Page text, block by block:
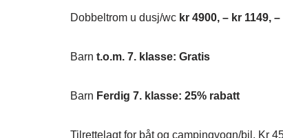
Dobbeltrom u dusj/wc kr 4900, – kr 1149, –
Barn t.o.m. 7. klasse: Gratis
Barn Ferdig 7. klasse: 25% rabatt
Tilrettelagt for båt og campingvogn/bil. Kr